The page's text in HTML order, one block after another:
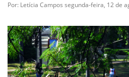
Por: Letícia Campos segunda-feira, 12 de